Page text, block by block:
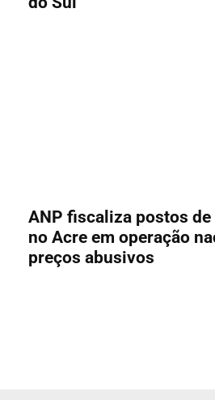
ANP fiscaliza postos
no Acre em operação
preços abusivos